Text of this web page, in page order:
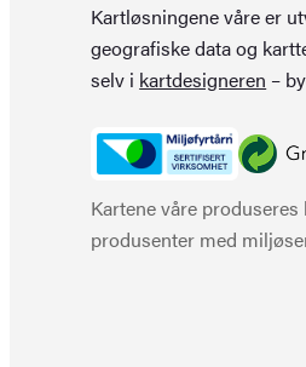
Kartløsningene våre er
geografiske data og
selv i kartdesigneren –
Kartene våre
produsenter med